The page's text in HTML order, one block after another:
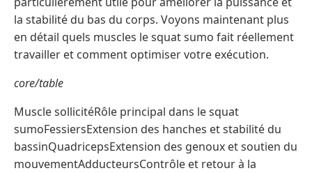
la stabilité du bas du corps. Voyons maintenant plus
en détail quels muscles le squat sumo fait réellement
travailler et comment optimiser votre exécution.
core/table
Muscle sollicitéRôle principal dans le squat
sumoFessiersExtension des hanches et stabilité du
bassinQuadricepsExtension des genoux et soutien du
mouvementAdducteursContrôle et retour à la